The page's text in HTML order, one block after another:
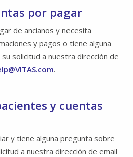
por pagar
de ancianos y necesita
y pagos o tiene alguna
solicitud a nuestra dirección de
.
y cuentas
y tiene alguna pregunta sobre
a nuestra dirección de email